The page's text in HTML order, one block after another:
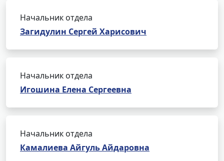
Начальник отдела
Загидулин Сергей Харисович
Начальник отдела
Игошина Елена Сергеевна
Начальник отдела
Камалиева Айгуль Айдаровна